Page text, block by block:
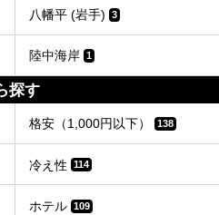
八幡平 (岩手) 3
陸中海岸 1
探す
格安（1,000円以下） 138
冷え性 114
ホテル 109